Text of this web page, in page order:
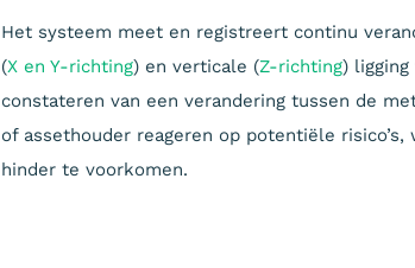
Het systeem meet en registreert continu
(X en Y-richting) en verticale (Z-richting)
constateren van een verandering tussen de
of assethouder reageren op potentiële
hinder te voorkomen.